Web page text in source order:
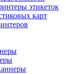
этикеток
карт